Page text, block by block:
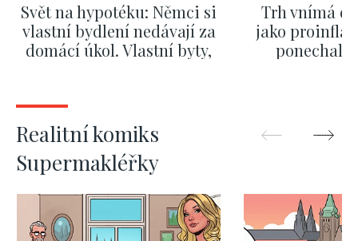
Svět na hypotéku: Němci si
vlastní bydlení nedávají za
domácí úkol. Vlastní byty,
Trh vnímá
jako
ponechali
Realitní komiks
Supermakléřky